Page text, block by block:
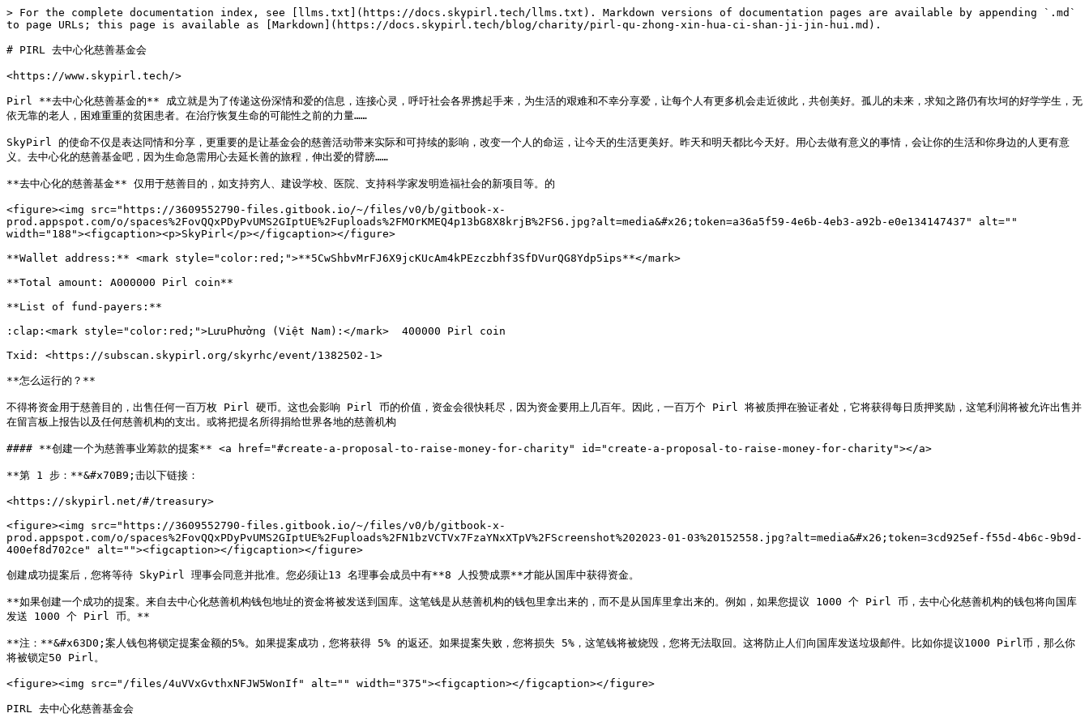
> For the complete documentation index, see [llms.txt](https://docs.skypirl.tech/llms.txt). Markdown versions of documentation pages are available by appending `.md`
to page URLs; this page is available as [Markdown](https://docs.skypirl.tech/blog/charity/pirl-qu-zhong-xin-hua-ci-shan-ji-jin-hui.md).
# PIRL 去中心化慈善基金会
<https://www.skypirl.tech/>
Pirl **去中心化慈善基金的** 成立就是为了传递这份深情和爱的信息，连接心灵，呼吁社会各界携起手来，为生活的艰难和不幸分享爱，让每个人有更多机会走近彼此，共创美好。孤儿的未来，求知之路仍有坎坷的好学学生，无
依无靠的老人，困难重重的贫困患者。在治疗恢复生命的可能性之前的力量……
SkyPirl 的使命不仅是表达同情和分享，更重要的是让基金会的慈善活动带来实际和可持续的影响，改变一个人的命运，让今天的生活更美好。昨天和明天都比今天好。用心去做有意义的事情，会让你的生活和你身边的人更有意
义。去中心化的慈善基金吧，因为生命急需用心去延长善的旅程，伸出爱的臂膀……
**去中心化的慈善基金** 仅用于慈善目的，如支持穷人、建设学校、医院、支持科学家发明造福社会的新项目等。的
<figure><img src="https://3609552790-files.gitbook.io/~/files/v0/b/gitbook-x-
prod.appspot.com/o/spaces%2FovQQxPDyPvUMS2GIptUE%2Fuploads%2FMOrKMEQ4p13bG8X8krjB%2FS6.jpg?alt=media&#x26;token=a36a5f59-4e6b-4eb3-a92b-e0e134147437" alt=""
width="188"><figcaption><p>SkyPirl</p></figcaption></figure>
**Wallet address:** <mark style="color:red;">**5CwShbvMrFJ6X9jcKUcAm4kPEzczbhf3SfDVurQG8Ydp5ips**</mark>
**Total amount: A000000 Pirl coin**
**List of fund-payers:**
:clap:<mark style="color:red;">LưuPhưởng (Việt Nam):</mark>  400000 Pirl coin
Txid: <https://subscan.skypirl.org/skyrhc/event/1382502-1>
**怎么运行的？**
不得将资金用于慈善目的，出售任何一百万枚 Pirl 硬币。这也会影响 Pirl 币的价值，资金会很快耗尽，因为资金要用上几百年。因此，一百万个 Pirl 将被质押在验证者处，它将获得每日质押奖励，这笔利润将被允许出售并
在留言板上报告以及任何慈善机构的支出。或将把提名所得捐给世界各地的慈善机构
#### **创建一个为慈善事业筹款的提案** <a href="#create-a-proposal-to-raise-money-for-charity" id="create-a-proposal-to-raise-money-for-charity"></a>
**第 1 步：**&#x70B9;击以下链接：
<https://skypirl.net/#/treasury>
<figure><img src="https://3609552790-files.gitbook.io/~/files/v0/b/gitbook-x-
prod.appspot.com/o/spaces%2FovQQxPDyPvUMS2GIptUE%2Fuploads%2FN1bzVCTVx7FzaYNxXTpV%2FScreenshot%202023-01-03%20152558.jpg?alt=media&#x26;token=3cd925ef-f55d-4b6c-9b9d-
400ef8d702ce" alt=""><figcaption></figcaption></figure>
创建成功提案后，您将等待 SkyPirl 理事会同意并批准。您必须让13 名理事会成员中有**8 人投赞成票**才能从国库中获得资金。
**如果创建一个成功的提案。来自去中心化慈善机构钱包地址的资金将被发送到国库。这笔钱是从慈善机构的钱包里拿出来的，而不是从国库里拿出来的。例如，如果您提议 1000 个 Pirl 币，去中心化慈善机构的钱包将向国库
发送 1000 个 Pirl 币。**
**注：**&#x63D0;案人钱包将锁定提案金额的5%。如果提案成功，您将获得 5% 的返还。如果提案失败，您将损失 5%，这笔钱将被烧毁，您将无法取回。这将防止人们向国库发送垃圾邮件。比如你提议1000 Pirl币，那么你
将被锁定50 Pirl。
<figure><img src="/files/4uVVxGvthxNFJW5WonIf" alt="" width="375"><figcaption></figcaption></figure>
PIRL 去中心化慈善基金会